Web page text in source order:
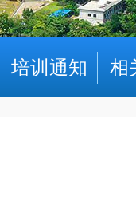
培训通知 相